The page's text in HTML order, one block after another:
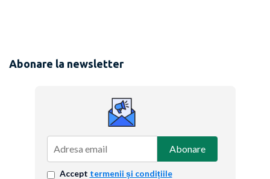
Abonare la newsletter
Abonare
Accept termenii și condițiile